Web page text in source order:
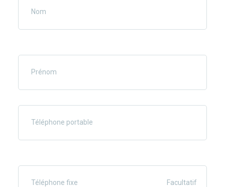
Nom
Prénom
Téléphone portable
Téléphone fixe Facultatif